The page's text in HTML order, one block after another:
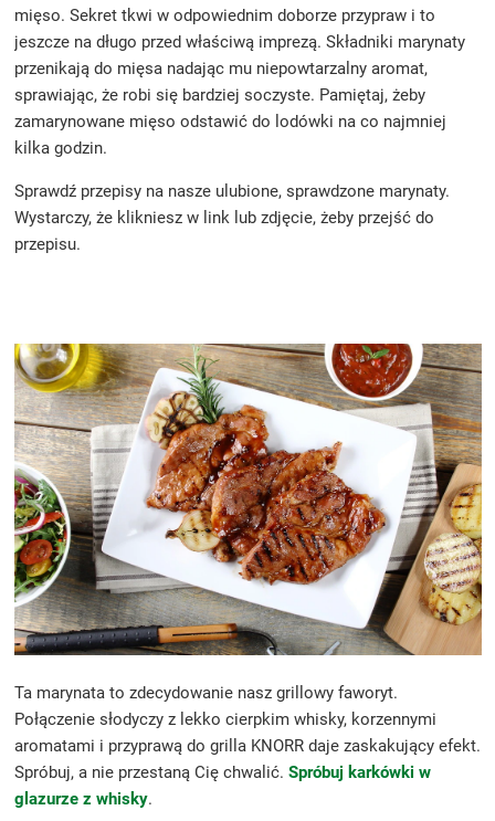
mięso. Sekret tkwi w odpowiednim doborze przypraw i to
jeszcze na długo przed właściwą imprezą. Składniki marynaty
przenikają do mięsa nadając mu niepowtarzalny aromat,
sprawiając, że robi się bardziej soczyste. Pamiętaj, żeby
zamarynowane mięso odstawić do lodówki na co najmniej
kilka godzin.
Sprawdź przepisy na nasze ulubione, sprawdzone marynaty.
Wystarczy, że klikniesz w link lub zdjęcie, żeby przejść do
przepisu.
Ta marynata to zdecydowanie nasz grillowy faworyt.
Połączenie słodyczy z lekko cierpkim whisky, korzennymi
aromatami i przyprawą do grilla KNORR daje zaskakujący efekt.
Spróbuj, a nie przestaną Cię chwalić. Spróbuj karkówki w
glazurze z whisky.